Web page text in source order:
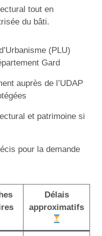
tout en
du bâti.
(PLU)
Gard
auprès de l’UDAP
et patrimoine si
pour la demande
Délais
approximatifs